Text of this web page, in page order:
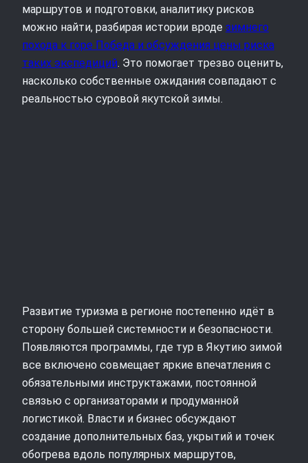
маршрутов и подготовки, аналитику рисков
можно найти, разбирая истории вроде зимнего
похода к горе Победа и обсуждения цены риска
таких экспедиций. Это помогает трезво оценить,
насколько собственные ожидания совпадают с
реальностью суровой якутской зимы.
Развитие туризма в регионе постепенно идёт в
сторону большей системности и безопасности.
Появляются программы, где тур в Якутию зимой
все включено совмещает яркие впечатления с
обязательными инструктажами, постоянной
связью с организаторами и продуманной
логистикой. Власти и бизнес обсуждают
создание дополнительных баз, укрытий и точек
обогрева вдоль популярных маршрутов,